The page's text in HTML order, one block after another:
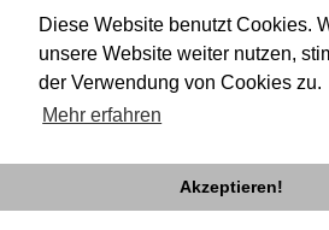
Diese Website benutzt Cookies.
unsere Website weiter nutzen,
der Verwendung von Cookies zu.
Mehr erfahren
Akzeptieren!
Datenschutz
Newsletter
facebook
twitter
instagram